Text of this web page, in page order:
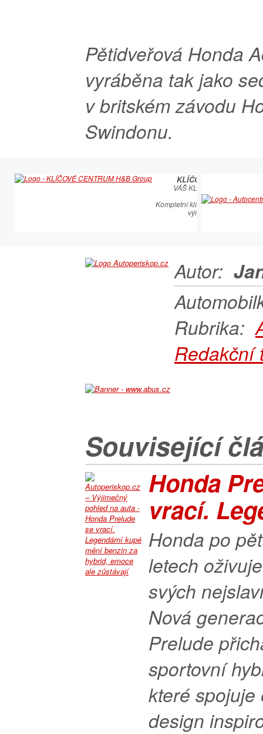
Pětidveřová Honda
vyráběna tak jako
v britském závodu
Swindonu.
KLÍČOVÉ CENTRUM
VÁŠ KLÍČOVÝ PARTNER
Kompletní klíčařský sortiment
výroby autoklíčů
Autor:
Rubrika:
Redakční
Související
Honda
vrací.
Honda po
letech
svých
Nová
Prelude
sportovní
které
design